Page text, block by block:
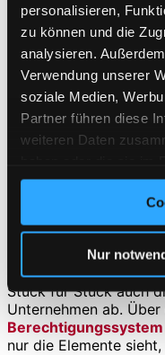
personalisieren,
zu können und die
analysieren.
Verwendung unserer
soziale Medien,
Partner führen diese
weiteren Daten
gesammelt haben.
Cookies, wenn Sie
Nur
Die Übergabe der
ebenso umgesetzt
welche via SAP
Dieinternen
Eingabemaske für die
Die Administratoren
nötigen Updates der
eigenständig ein.
Der interne B2B
Stück für Stück auch
Unternehmen ab. Über
Berechtigungssystem
nur die Elemente